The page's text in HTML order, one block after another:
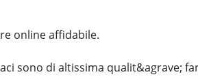
online affidabile.
sono di altissima qualit&agrave;